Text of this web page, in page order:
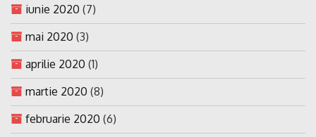
iunie 2020 (7)
mai 2020 (3)
aprilie 2020 (1)
martie 2020 (8)
februarie 2020 (6)